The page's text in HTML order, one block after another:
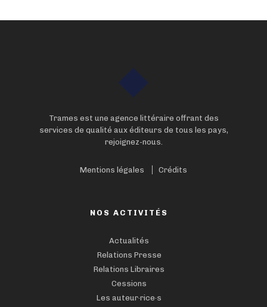
Trames est une agence littéraire offrant des
services de qualité aux éditeurs de tous les pays,
rejoignez-nous.
Mentions légales Crédits
NOS ACTIVITÉS
Actualités
Relations Presse
Relations Libraires
Cessions
Les auteur·rice·s